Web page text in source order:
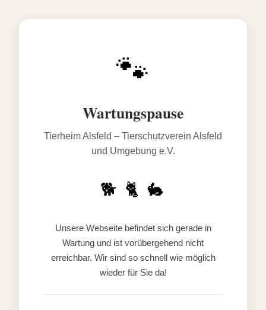
🐾
Wartungspause
Tierheim Alsfeld – Tierschutzverein Alsfeld
und Umgebung e.V.
🐕 🐈 🐇
Unsere Webseite befindet sich gerade in
Wartung und ist vorübergehend nicht
erreichbar. Wir sind so schnell wie möglich
wieder für Sie da!